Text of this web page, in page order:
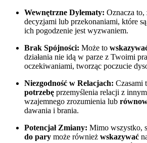
Wewnętrzne Dylematy: Oznacza to,
decyzjami lub przekonaniami, które są
ich pogodzenie jest wyzwaniem.
Brak Spójności: Może to
działania nie idą w parze z Twoimi
oczekiwaniami, tworząc poczucie
Niezgodność w Relacjach: Czasami
potrzebę przemyślenia relacji z
wzajemnego zrozumienia lub
dawania i brania.
Potencjał Zmiany: Mimo wszystko,
do pary może również wskazywać